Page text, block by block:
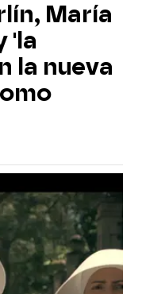
María
'la
la nueva